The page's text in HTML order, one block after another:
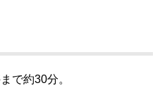
で約30分。